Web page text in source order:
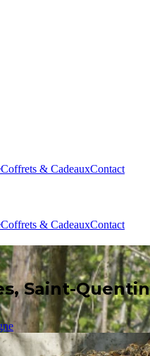
Coffrets & CadeauxContact
Coffrets & CadeauxContact
Saint-